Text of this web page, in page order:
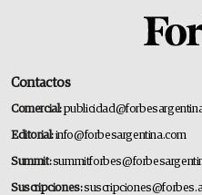
Contactos
Comercial:
Editorial:info@forbesargentina.com
Summit:
Suscripciones: